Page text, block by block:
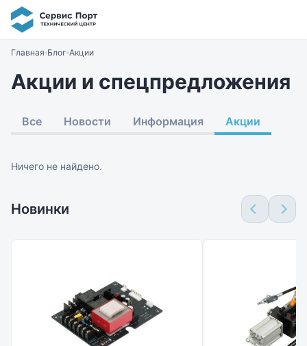
Главная Блог Акции
Акции и спецпредложения
Все Новости Информация Акции
Ничего не найдено.
Новинки